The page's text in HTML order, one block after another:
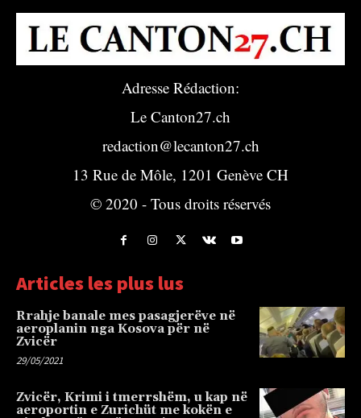
Adresse Rédaction:
Le Canton27.ch
redaction@lecanton27.ch
13 Rue de Môle, 1201 Genève CH
© 2020 - Tous droits réservés
Articles les plus lus
Rrahje banale mes pasagjerëve në
aeroplanin nga Kosova për në
Zvicër
29/05/2021
Zvicër, Krimi i tmerrshëm, u kap në
aeroportin e Zurichüt me kokën e